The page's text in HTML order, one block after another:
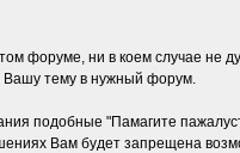
форуме, ни в коем случае не
Вашу тему в нужный форум.
подобные "Памагите
Вам будет запрещена